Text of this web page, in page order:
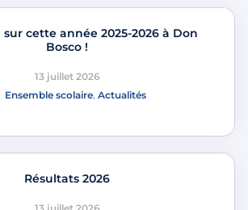
cette année 2025-2026 à Don
Bosco !
13 juillet 2026
Ensemble scolaire, Actualités
Résultats 2026